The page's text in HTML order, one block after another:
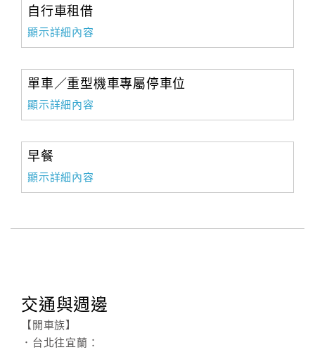
自行車租借
顯示詳細內容
單車／重型機車專屬停車位
顯示詳細內容
早餐
顯示詳細內容
交通與週邊
【開車族】
．台北往宜蘭：